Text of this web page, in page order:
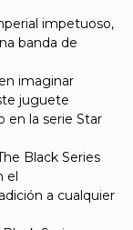
impetuoso,
banda de
imaginar
juguete
en la serie Star
Black Series
el
a cualquier